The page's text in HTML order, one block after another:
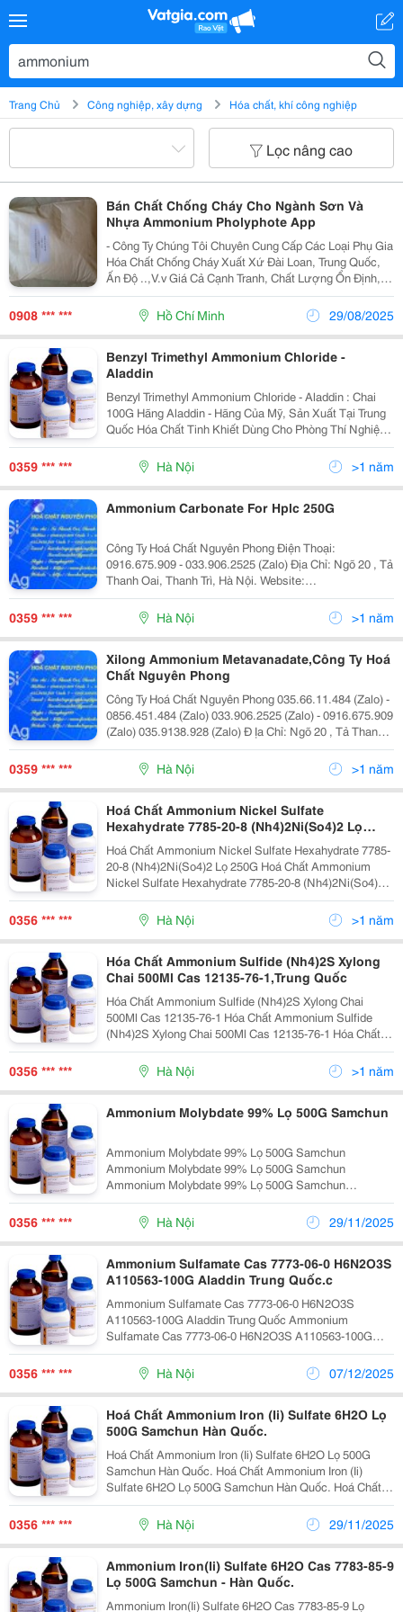
Trang Chủ Công nghiệp, xây dựng Hóa chất, khí công nghiệp
Lọc nâng cao
Bán Chất Chống Cháy Cho Ngành Sơn Và
Nhựa Ammonium Pholyphote App
- Công Ty Chúng Tôi Chuyên Cung Cấp Các Loại Phụ Gia
Hóa Chất Chống Cháy Xuất Xứ Đài Loan, Trung Quốc,
Ấn Độ ..,V.v Giá Cả Cạnh Tranh, Chất Lượng Ổn Định,
Phục Vụ Nhiệt Tình, Hàng Luôn Có Sẵn Trong Kho Với
Số Lượng Lớn. - Cung Cấp Cho Các Đơn Vị S
0908 *** *** Hồ Chí Minh 29/08/2025
Benzyl Trimethyl Ammonium Chloride -
Aladdin
Benzyl Trimethyl Ammonium Chloride - Aladdin : Chai
100G Hãng Aladdin - Hãng Của Mỹ, Sản Xuất Tại Trung
Quốc Hóa Chất Tinh Khiết Dùng Cho Phòng Thí Nghiệm
Liên Hệ Mr.huy : 033.906.2525 Số Lượng 1000 Xuất Xứ
Chính Hãng Bảo Hành
0359 *** *** Hà Nội >1 năm
Ammonium Carbonate For Hplc 250G
Công Ty Hoá Chất Nguyên Phong Điện Thoại:
0916.675.909 - 033.906.2525 (Zalo) Địa Chỉ: Ngõ 20 , Tả
Thanh Oai, Thanh Trì, Hà Nội. Website:
Http://Hoachatnguyenphong.com/ Email:
Hoachatnguyenphong@Gmail.com Skype: Tronghuy999
Facebook: Https://Www.fa
0359 *** *** Hà Nội >1 năm
Xilong Ammonium Metavanadate,Công Ty Hoá
Chất Nguyên Phong
Công Ty Hoá Chất Nguyên Phong 035.66.11.484 (Zalo) -
0856.451.484 (Zalo) 033.906.2525 (Zalo) - 0916.675.909
(Zalo) 035.9138.928 (Zalo) Đ Ịa Chỉ: Ngõ 20 , Tả Thanh
Oai, Thanh Trì, Hà Nội. Website:
Http://Hoachatnguyenphong.com/ Email:
Kinhdoanh01.N
0359 *** *** Hà Nội >1 năm
Hoá Chất Ammonium Nickel Sulfate
Hexahydrate 7785-20-8 (Nh4)2Ni(So4)2 Lọ
250G,Tr
Hoá Chất Ammonium Nickel Sulfate Hexahydrate 7785-
20-8 (Nh4)2Ni(So4)2 Lọ 250G Hoá Chất Ammonium
Nickel Sulfate Hexahydrate 7785-20-8 (Nh4)2Ni(So4)2
Lọ 250G Xuất Xứ Chính Hãng
0356 *** *** Hà Nội >1 năm
Hóa Chất Ammonium Sulfide (Nh4)2S Xylong
Chai 500Ml Cas 12135-76-1,Trung Quốc
Hóa Chất Ammonium Sulfide (Nh4)2S Xylong Chai
500Ml Cas 12135-76-1 Hóa Chất Ammonium Sulfide
(Nh4)2S Xylong Chai 500Ml Cas 12135-76-1 Hóa Chất
Ammonium Sulfide (Nh4)2S Xylong Chai 500Ml Cas
12135-76-1 Xuất Xứ Chính Hãng
0356 *** *** Hà Nội >1 năm
Ammonium Molybdate 99% Lọ 500G Samchun
Ammonium Molybdate 99% Lọ 500G Samchun
Ammonium Molybdate 99% Lọ 500G Samchun
Ammonium Molybdate 99% Lọ 500G Samchun
Ammonium Molybdate 99% Lọ 500G Samchun
Ammonium Molybdate 99% Lọ 500G Samchun Xuất Xứ
Chính Hãng
0356 *** *** Hà Nội 29/11/2025
Ammonium Sulfamate Cas 7773-06-0 H6N2O3S
A110563-100G Aladdin Trung Quốc.c
Ammonium Sulfamate Cas 7773-06-0 H6N2O3S
A110563-100G Aladdin Trung Quốc Ammonium
Sulfamate Cas 7773-06-0 H6N2O3S A110563-100G
Aladdin Trung Quốc Ammonium Sulfamate Cas 7773-
06-0 H6N2O3S A110563-100G Aladdin Trung Quốc
Ammonium Sulfamate Cas 77
0356 *** *** Hà Nội 07/12/2025
Hoá Chất Ammonium Iron (Ii) Sulfate 6H2O Lọ
500G Samchun Hàn Quốc.
Hoá Chất Ammonium Iron (Ii) Sulfate 6H2O Lọ 500G
Samchun Hàn Quốc. Hoá Chất Ammonium Iron (Ii)
Sulfate 6H2O Lọ 500G Samchun Hàn Quốc. Hoá Chất
Ammonium Iron (Ii) Sulfate 6H2O Lọ 500G Samchun
Hàn Quốc. Hoá Chất Ammonium Iron (Ii) Sulfate 6H2O
0356 *** *** Hà Nội 29/11/2025
Ammonium Iron(Ii) Sulfate 6H2O Cas 7783-85-9
Lọ 500G Samchun - Hàn Quốc.
Ammonium Iron(Ii) Sulfate 6H2O Cas 7783-85-9 Lọ